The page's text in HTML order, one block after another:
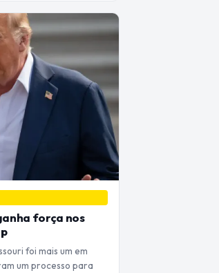
força nos
foi mais um em
um processo para